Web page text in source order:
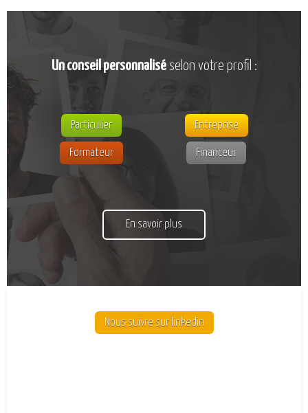
Un conseil personnaliséselon votre profil :
Particulier Entreprise
Formateur Financeur
En savoir plus
Nous suivre sur linkedin